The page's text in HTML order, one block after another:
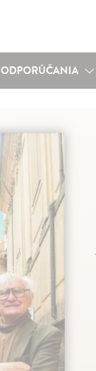
ODPORÚČANIA